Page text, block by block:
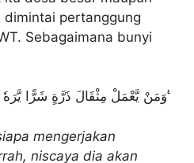
pertanggung
Sebagaimana bunyi
وَمَنْ يَّعْمَلْ مِثْقَالَ ذَرَّةٍ شَرًّا يَّرَهٗ ࣖ
mengerjakan
niscaya dia akan